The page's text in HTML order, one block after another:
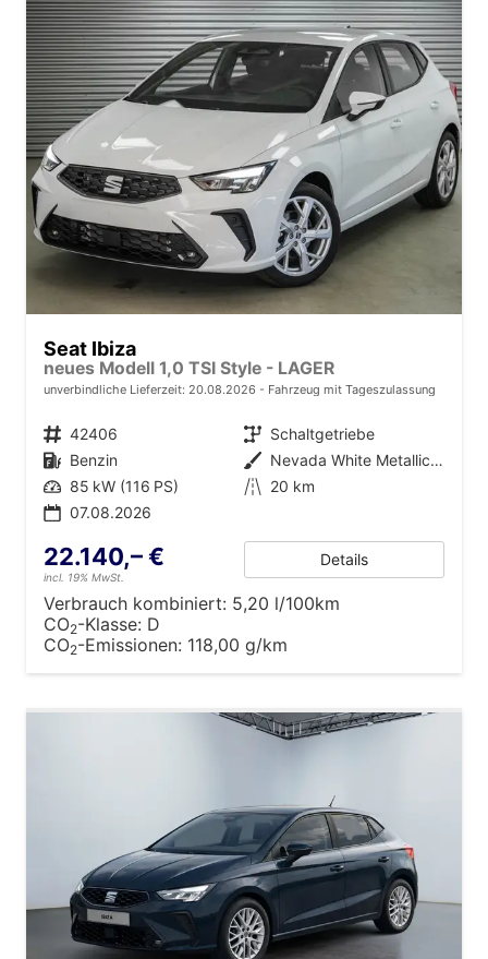
Seat Ibiza
neues Modell 1,0 TSI Style - LAGER
unverbindliche Lieferzeit: 20.08.2026 Fahrzeug mit Tageszulassung
Fahrzeugnr. 42406 Getriebe Schaltgetriebe
Kraftstoff Benzin Außenfarbe
Nevada White Metallic (2Y)
Leistung 85 kW (116 PS) Kilometerstand 20 km
07.08.2026
22.140,– €
incl. 19% MwSt.
Details
Verbrauch kombiniert: 5,20 l/100km
CO2-Klasse: D
CO2-Emissionen: 118,00 g/km